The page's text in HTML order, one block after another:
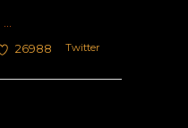
26988 Twitter